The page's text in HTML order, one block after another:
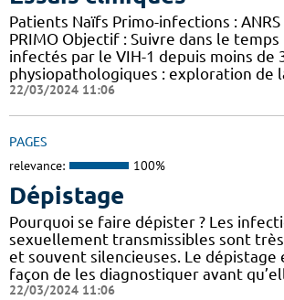
Patients Naïfs Primo-infections : ANRS
PRIMO Objectif : Suivre dans le
infectés par le VIH-1 depuis moins de
physiopathologiques : exploration de
22/03/2024 11:06
PAGES
relevance: 100%
Dépistage
Pourquoi se faire dépister ? Les
sexuellement transmissibles sont
et souvent silencieuses. Le dépistage
façon de les diagnostiquer avant
22/03/2024 11:06